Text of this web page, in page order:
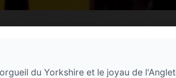
du Yorkshire et le joyau de